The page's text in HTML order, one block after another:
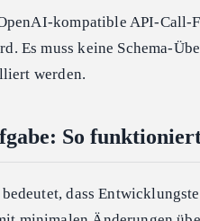
kompatible API-Call-
Es muss keine Schema-
werden.
So
dass